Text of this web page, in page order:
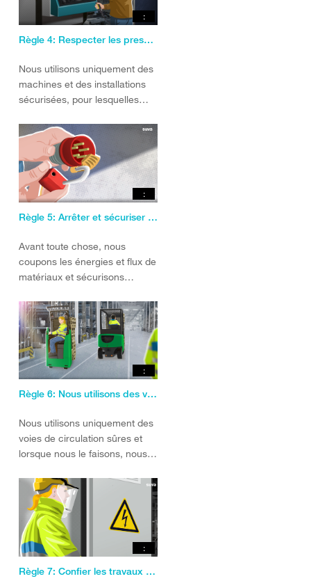
:
Règle 4: Respecter les prescriptions de sécurité
Nous utilisons uniquement des
machines et des installations
sécurisées, pour lesquelles
:
Règle 5: Arrêter et sécuriser les installations.
Avant toute chose, nous
coupons les énergies et flux de
matériaux et sécurisons
:
Règle 6: Nous utilisons des voies de circulation sûres.
Nous utilisons uniquement des
voies de circulation sûres et
lorsque nous le faisons, nous
:
Règle 7: Confier les travaux électriques à des pros.